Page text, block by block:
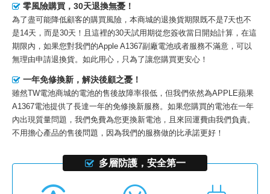
零風險購買，30天退換無憂！
為了盡可能降低顧客的購買風險，本商城的退換貨期限既不是7天也不
是14天，而是30天！且這裡的30天試用期從您簽收當日開始計算，在這
期限內，如果您對我們的Apple A1367副廠電池或者服務不滿意，可以
無理由申請退換貨。如此用心，只為了讓您購買更安心！
一年免修換新，解決後顧之憂！
雖然TW電池商城的電池的售後故障率很低，但我們依然為APPLE蘋果
A1367電池提供了長達一年的免修換新服務。如果您購買的電池在一年
內出現質量問題，我們免費為您更換新電池，且來回運費由我們負責。
不用擔心產品的售後問題，因為我們的服務做的比承諾更好！
多層防護，安全第一